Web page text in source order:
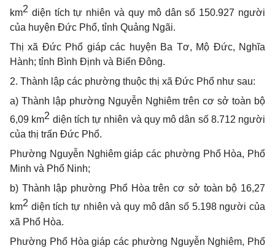
km2 diện tích tự nhiên và quy mô dân số 150.927 người
của huyện Đức Phổ, tỉnh Quảng Ngãi.
Thị xã Đức Phổ giáp các huyện Ba Tơ, Mộ Đức, Nghĩa
Hành; tỉnh Bình Định và Biển Đông.
2. Thành lập các phường thuộc thị xã Đức Phổ như sau:
a) Thành lập phường Nguyễn Nghiêm trên cơ sở toàn bộ
6,09 km2 diện tích tự nhiên và quy mô dân số 8.712 người
của thị trấn Đức Phổ.
Phường Nguyễn Nghiêm giáp các phường Phổ Hòa, Phổ
Minh và Phổ Ninh;
b) Thành lập phường Phổ Hòa trên cơ sở toàn bộ 16,27
km2 diện tích tự nhiên và quy mô dân số 5.198 người của
xã Phổ Hòa.
Phường Phổ Hòa giáp các phường Nguyễn Nghiêm, Phổ